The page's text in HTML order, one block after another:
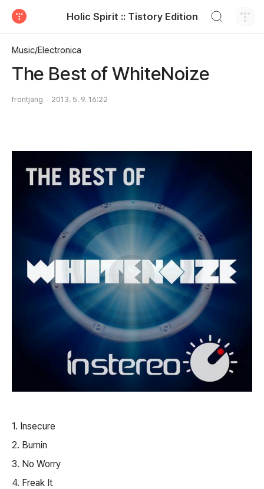
Holic Spirit :: Tistory Edition
Music/Electronica
The Best of WhiteNoize
frontjang 2013. 5. 9. 16:22
1. Insecure
2. Burnin
3. No Worry
4. Freak It